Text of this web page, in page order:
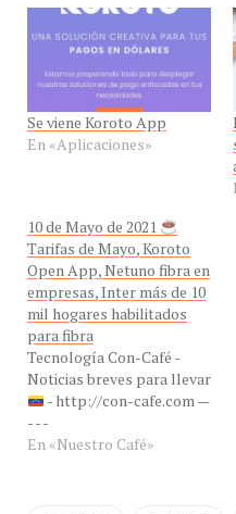
Se viene Koroto App
En «Aplicaciones»
Tarifas de Mayo, Koroto
Open App, Netuno fibra en
empresas, Inter más de 10
mil hogares habilitados
para fibra
Tecnología Con-Café -
Noticias breves para llevar
- http://con-cafe.com —
- - -
En «Nuestro Café»